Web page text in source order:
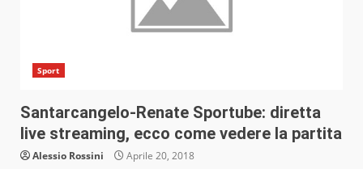
Sport
Santarcangelo-Renate Sportube: diretta
live streaming, ecco come vedere la partita
Alessio Rossini Aprile 20, 2018